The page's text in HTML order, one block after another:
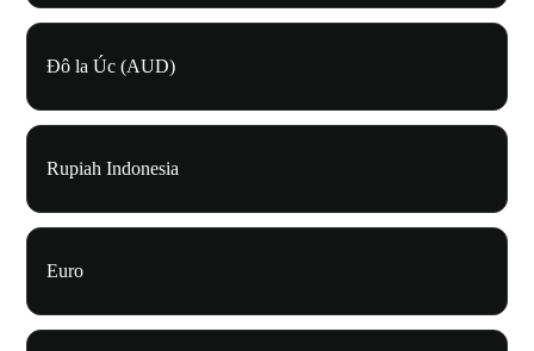
Đô la Úc (AUD)
Rupiah Indonesia
Euro